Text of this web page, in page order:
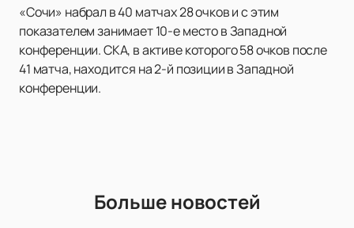
«Сочи» набрал в 40 матчах 28 очков и с этим
показателем занимает 10-е место в Западной
конференции. СКА, в активе которого 58 очков после
41 матча, находится на 2-й позиции в Западной
конференции.
Больше новостей